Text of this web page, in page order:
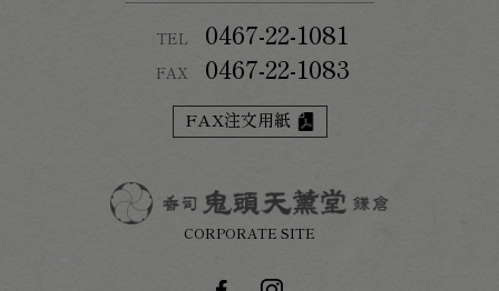
TEL 0467-22-1081
FAX 0467-22-1083
FAX注文用紙
CORPORATE SITE